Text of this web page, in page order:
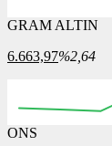
GRAM ALTIN
6.663,97%2,64
ONS